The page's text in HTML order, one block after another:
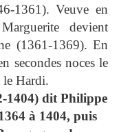
1361). Veuve en
devient
(1361-1369). En
secondes noces le
Hardi.
1404) dit Philippe
à 1404, puis